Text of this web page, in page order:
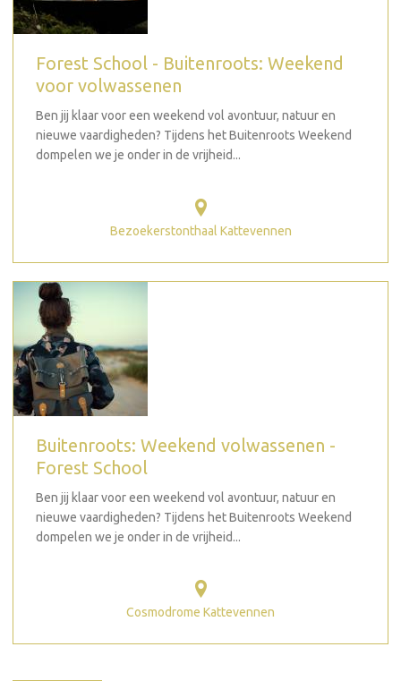
Forest School - Buitenroots: Weekend
voor volwassenen
Ben jij klaar voor een weekend vol avontuur, natuur en
nieuwe vaardigheden? Tijdens het Buitenroots Weekend
dompelen we je onder in de vrijheid...
Bezoekerstonthaal Kattevennen
Buitenroots: Weekend volwassenen -
Forest School
Ben jij klaar voor een weekend vol avontuur, natuur en
nieuwe vaardigheden? Tijdens het Buitenroots Weekend
dompelen we je onder in de vrijheid...
Cosmodrome Kattevennen